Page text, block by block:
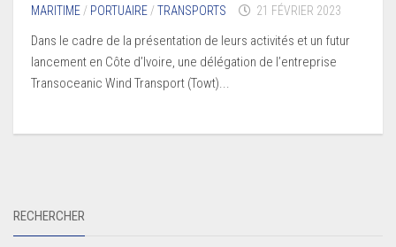
MARITIME / PORTUAIRE /TRANSPORTS 21 FÉVRIER 2023
Dans le cadre de la présentation de leurs activités et un futur
lancement en Côte d’Ivoire, une délégation de l’entreprise
Transoceanic Wind Transport (Towt)...
RECHERCHER